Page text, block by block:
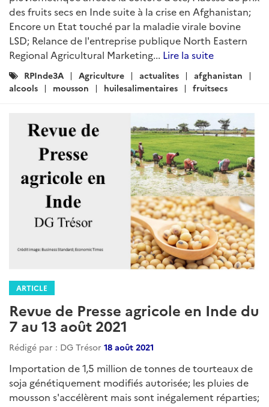
Brèves Agricoles Inde - Asie du Sud
Rédigé par : DG Trésor 01 juillet 2024
Juin 2024...Lire la suite
Catégories
Actualites Agriculture RPInde3A